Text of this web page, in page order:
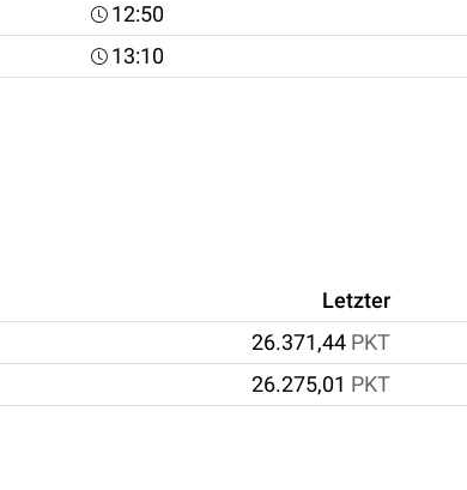
12:50
13:10
Letzter
26.371,44 PKT
26.275,01 PKT